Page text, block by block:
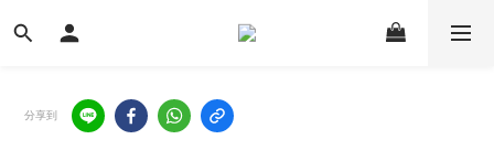
分享到